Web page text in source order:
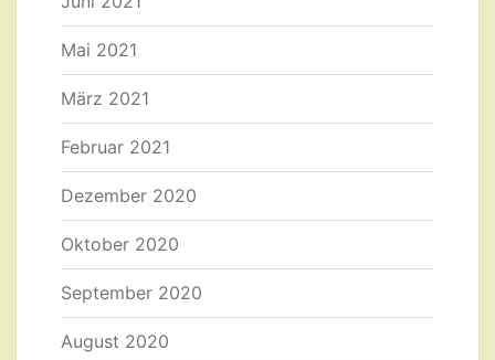
Mai 2021
März 2021
Februar 2021
Dezember 2020
Oktober 2020
September 2020
August 2020